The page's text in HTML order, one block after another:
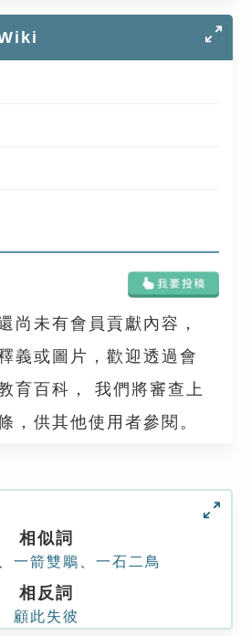
尚未有會員貢獻內容，
義或圖片，歡迎透過會
育百科， 我們將審查上
，供其他使用者參閱。
相似詞
一箭雙鵰 一石二鳥
相反詞
顧此失彼